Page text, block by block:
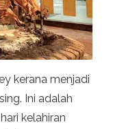
kerana menjadi
Ini adalah
kelahiran